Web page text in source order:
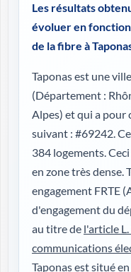
Les résultats
évoluer en
de la fibre à
Taponas est une
(Département :
Alpes) et qui a pour
suivant : #69242.
384 logements.
en zone très dense.
engagement FRTE
d'engagement du
au titre de l'article
communications
Taponas est situé